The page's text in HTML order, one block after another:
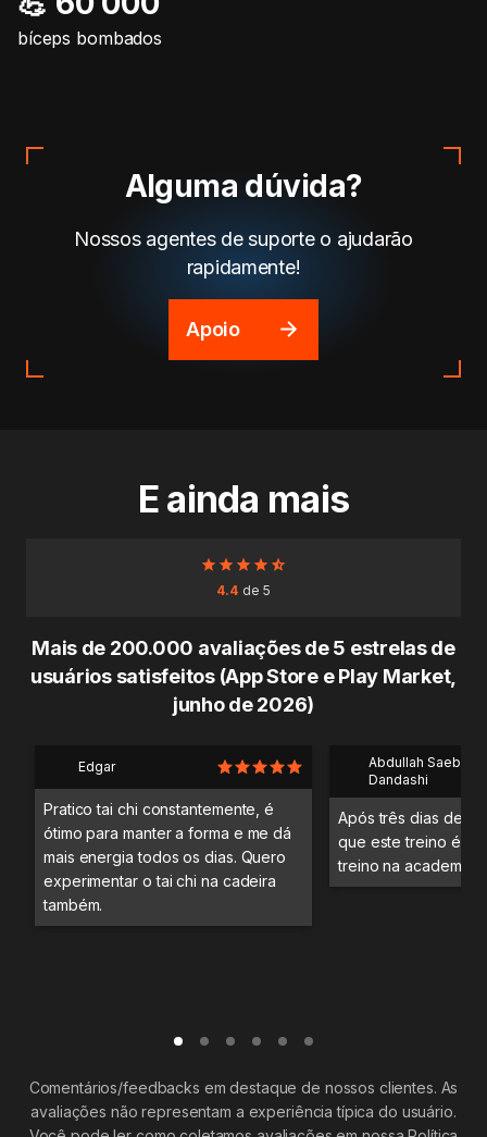
bíceps bombados
Alguma dúvida?
Nossos agentes de suporte o ajudarão
rapidamente!
Apoio
E ainda mais
4.4 de 5
Mais de 200.000 avaliações de 5 estrelas de
usuários satisfeitos (App Store e Play Market,
junho de 2026)
Edgar
Pratico tai chi constantemente, é
ótimo para manter a forma e me dá
mais energia todos os dias. Quero
experimentar o tai chi na cadeira
também.
Abdullah Saeb Al
Dandashi
Após três dias de
que este treino é
treino na academia.
Comentários/feedbacks em destaque de nossos clientes. As
avaliações não representam a experiência típica do usuário.